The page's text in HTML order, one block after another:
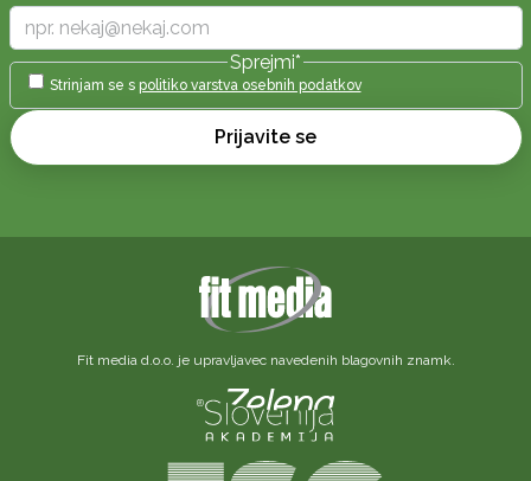
Sprejmi*
Strinjam se s politiko varstva osebnih podatkov
Prijavite se
Fit media d.o.o. je upravljavec navedenih blagovnih znamk.